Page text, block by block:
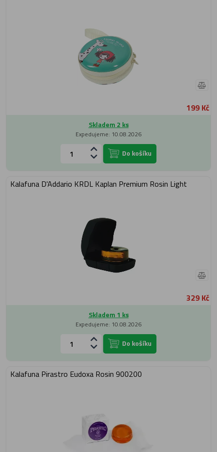
199 Kč
Skladem 2 ks
Expedujeme: 10.08.2026
Do košíku
Kalafuna D'Addario KRDL Kaplan Premium Rosin Light
329 Kč
Skladem 1 ks
Expedujeme: 10.08.2026
Do košíku
Kalafuna Pirastro Eudoxa Rosin 900200